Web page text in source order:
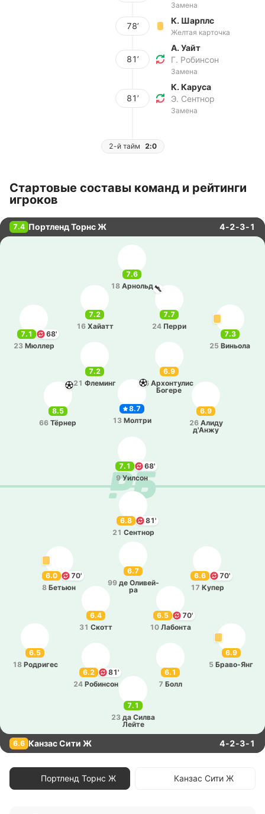
Замена
78’
К. Шарплс
Желтая карточка
81’
А. Уайт
Г. Робинсон
Замена
81’
К. Каруса
Э. Сентнор
Замена
2-й тайм 2:0
Стартовые составы команд и рейтинги
игроков
7.4 Портленд Торнс Ж 4-2-3-1
7.6
18 Арнольд
7.2
16 Хайатт
7.3
25 Ви­ньо­ла
7.1
68'
23 Мюллер
7.7
24 Перри
8.7
13 Молтри
7.2
21 Фле­минг
6.9
6 Архо­нту­лис
Богере
6.9
26 Алиду
д'Анжу
8.5
66 Тёрнер
7.1
68'
9 Уилсон
7.1
23 да Силва
Лейте
6.1
7 Болл
6.5
18 Ро­дри­гес
6.9
5 Бра­во­-Янг
6.2
81'
24 Ро­би­нсон
6.7
99 де Оли­вей­
ра
6.5
70'
10 Ла­бо­нта
6.6
70'
17 Купер
6.0
70'
8 Бетьюн
6.4
31 Скотт
6.8
81'
21 Се­нтнор
6.6 Канзас Сити Ж 4-2-3-1
Портленд Торнс Ж Канзас Сити Ж